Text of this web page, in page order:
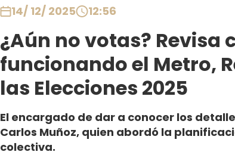
14/ 12/ 2025 12:56
¿Aún no votas? Revisa
funcionando el Metro,
las Elecciones 2025
El encargado de dar a conocer los
Carlos Muñoz, quien abordó la
colectiva.